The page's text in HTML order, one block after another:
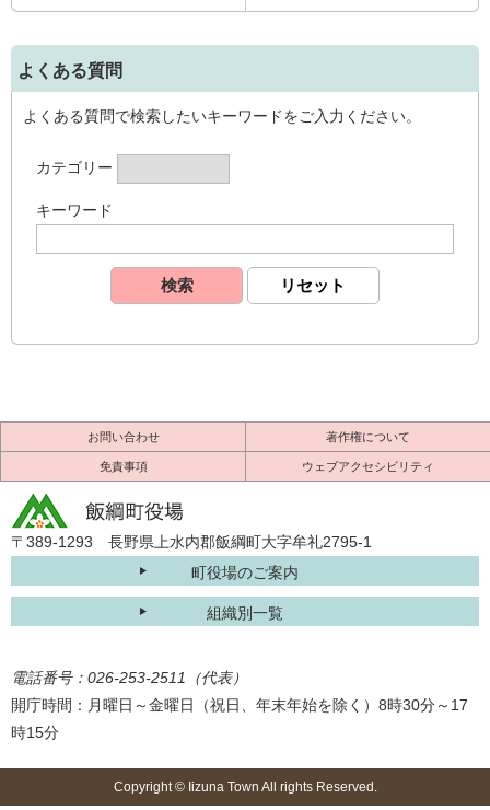
よくある質問
よくある質問で検索したいキーワードをご入力ください。
カテゴリー
キーワード
お問い合わせ 著作権について
免責事項 ウェブアクセシビリティ
〒389-1293 長野県上水内郡飯綱町大字牟礼2795-1
町役場のご案内
組織別一覧
電話番号：026-253-2511（代表）
開庁時間：月曜日～金曜日（祝日、年末年始を除く）8時30分～17
時15分
Copyright © Iizuna Town All rights Reserved.